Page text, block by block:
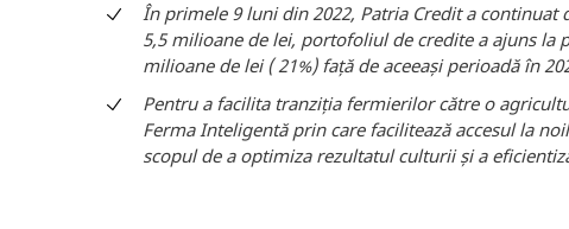
În primele 9 luni din 2022, Patria Credit a
5,5 milioane de lei, portofoliul de credite a ajuns la
milioane de lei ( 21%) față de aceeași perioadă în
Pentru a facilita tranziția fermierilor către o
Ferma Inteligentă prin care facilitează accesul la
scopul de a optimiza rezultatul culturii și a